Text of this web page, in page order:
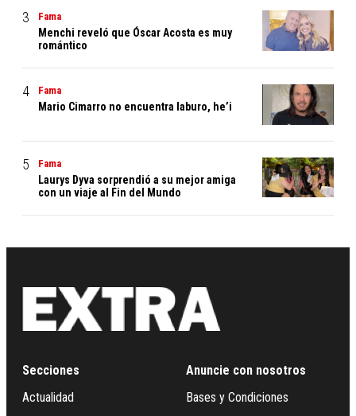
Fama
Menchi reveló que Óscar Acosta es muy
romántico
Fama
Mario Cimarro no encuentra laburo, he’i
Fama
Laurys Dyva sorprendió a su mejor amiga
con un viaje al Fin del Mundo
Secciones
Actualidad
Anuncie con nosotros
Bases y Condiciones